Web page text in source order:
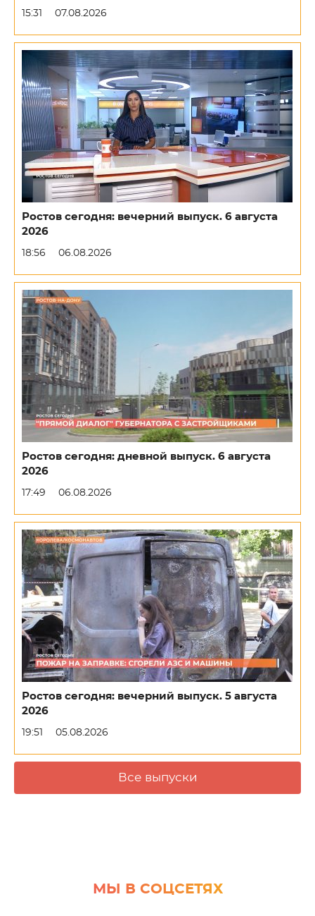
15:31 07.08.2026
Ростов сегодня: вечерний выпуск. 6 августа
2026
18:56 06.08.2026
Ростов сегодня: дневной выпуск. 6 августа
2026
17:49 06.08.2026
Ростов сегодня: вечерний выпуск. 5 августа
2026
19:51 05.08.2026
Все выпуски
МЫ В СОЦСЕТЯХ